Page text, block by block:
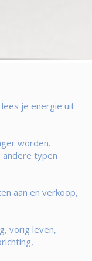
je energie uit
worden.
andere typen
aan en verkoop,
vorig leven,